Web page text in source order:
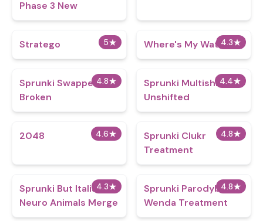
Phase 3 New
5★
Stratego 4.3★
Where's My Water
4.8★
Sprunki Swapped
Broken
4.4★
Sprunki Multishift
Unshifted
4.6★
2048 4.8★
Sprunki Clukr
Treatment
4.3★
Sprunki But Italian
Neuro Animals Merge
4.8★
Sprunki Parodybox
Wenda Treatment